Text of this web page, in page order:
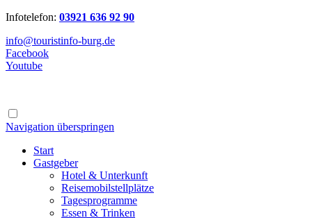
Infotelefon: 03921 636 92 90
info@touristinfo-burg.de
Facebook
Youtube
Navigation überspringen
Start
Gastgeber
Hotel & Unterkunft
Reisemobilstellplätze
Tagesprogramme
Essen & Trinken